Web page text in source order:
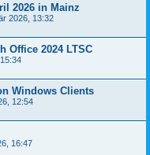
2026 in Mainz
2026, 13:32
Office 2024 LTSC
Windows Clients
12:54
16:47